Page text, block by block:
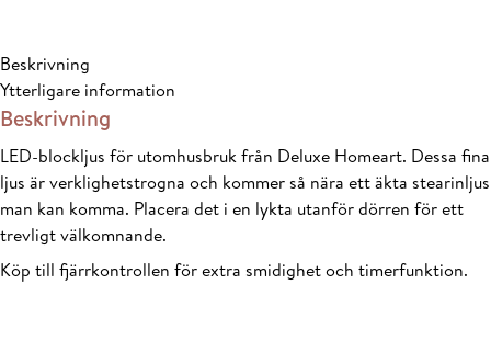
Beskrivning
Ytterligare information
Beskrivning
LED-blockljus för utomhusbruk från Deluxe Homeart. Dessa fina
ljus är verklighetstrogna och kommer så nära ett äkta stearinljus
man kan komma. Placera det i en lykta utanför dörren för ett
trevligt välkomnande.
Köp till fjärrkontrollen för extra smidighet och timerfunktion.